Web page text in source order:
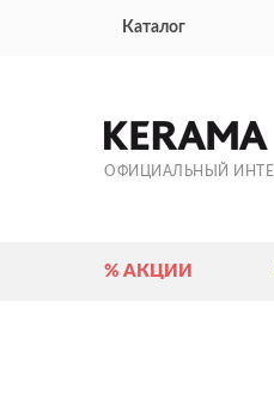
Каталог
ОФИЦИАЛЬНЫЙ
% АКЦИИ